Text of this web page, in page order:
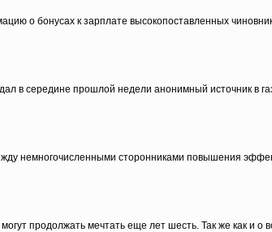
о бонусах к зарплате высокопоставленных
середине прошлой недели анонимный источник в
немногочисленными сторонниками повышения
продолжать мечтать еще лет шесть. Так же как и о